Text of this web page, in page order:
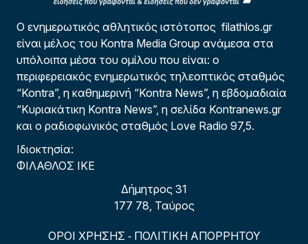
Ο ενημερωτικός αθλητικός ιστότοπος filathlos.gr
είναι μέλος του Kontra Media Group ανάμεσα στα
υπόλοιπα μέσα του ομίλου που είναι: ο
περιφερειακός ενημερωτικός τηλεοπτικός σταθμός
“Kontra”, η καθημερινή “Kontra News”, η εβδομαδιαία
“Κυριακάτικη Kontra News”, η σελίδα Kontranews.gr
και ο ραδιοφωνικός σταθμός Love Radio 97,5.
Ιδιοκτησία:
ΦΙΛΑΘΛΟΣ ΙΚΕ
Δήμητρος 31
177 78, Ταύρος
ΟΡΟΙ ΧΡΗΣΗΣ - ΠΟΛΙΤΙΚΗ ΑΠΟΡΡΗΤΟΥ